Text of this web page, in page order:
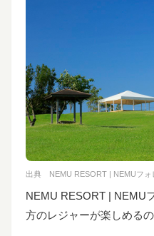
出典 NEMU RESORT | NEMUフォ
NEMU RESORT | NEMU
方のレジャーが楽しめるの